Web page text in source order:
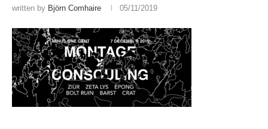
written by Björn Comhaire 05/11/2019